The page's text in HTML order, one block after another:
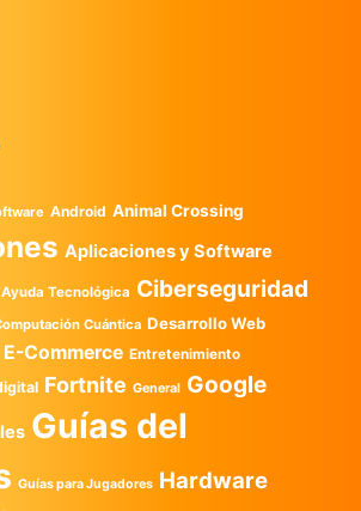
Android Animal Crossing
Aplicaciones y Software
Ayuda Tecnológica Ciberseguridad
Cuántica Desarrollo Web
E-Commerce Entretenimiento
Fortnite General Google
Guías del
Guías para Jugadores Hardware